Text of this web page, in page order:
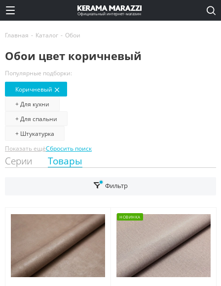
Официальный интернет-магазин
Главная - Каталог - Обои
Обои цвет коричневый
Популярные подборки:
Коричневый
+ Для кухни
+ Для спальни
+ Штукатурка
Показать ещёСбросить поиск
Серии Товары
Фильтр
НОВИНКА